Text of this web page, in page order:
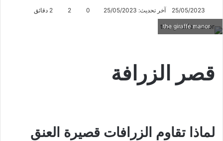
25/05/2023 آخر تحديث: 25/05/2023 0
2
the giraffe manor
قصر الزرافة
لماذا تقاوم الزرافات قصيرة العنق